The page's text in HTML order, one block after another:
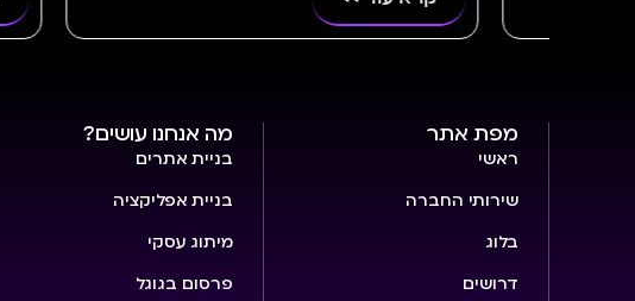
מפת אתר
ראשי
שירותי החברה
בלוג
דרושים
מה אנחנו עושים?
בניית אתרים
בניית אפליקציה
מיתוג עסקי
פרסום בגוגל